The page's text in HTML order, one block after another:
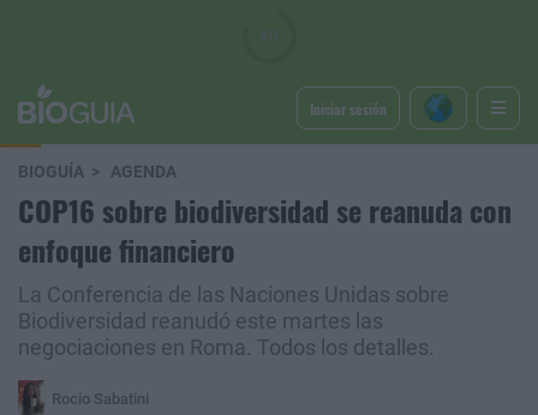
Iniciar sesión
BIOGUÍA AGENDA
COP16 sobre biodiversidad se reanuda con
enfoque financiero
La Conferencia de las Naciones Unidas sobre
Biodiversidad reanudó este martes las
negociaciones en Roma. Todos los detalles.
Rocio Sabatini